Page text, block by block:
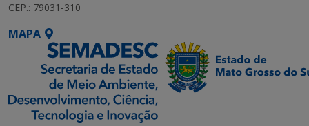
CEP.: 79031-310
MAPA